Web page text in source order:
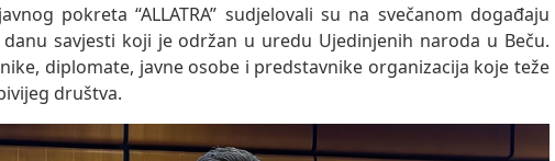
pokreta “ALLATRA” sudjelovali su na svečanom događaju
savjesti koji je održan u uredu Ujedinjenih naroda u Beču.
diplomate, javne osobe i predstavnike organizacija koje teže
društva.